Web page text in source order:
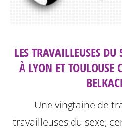
LES TRAVAILLEUSES
À LYON ET TOULOUSE
Une vingtaine de
travailleuses du sexe,